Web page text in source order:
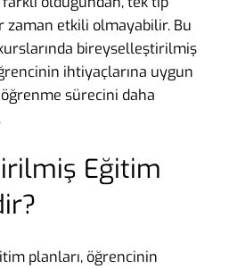
etkili olmayabilir. Bu
bireyselleştirilmiş
ihtiyaçlarına uygun
sürecini daha
Eğitim
planları, öğrencinin